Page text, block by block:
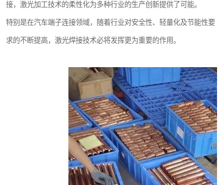
接，激光加工技术的柔性化为多种行业的生产创新提供了可能。
特别是在汽车端子连接领域，随着行业对安全性、轻量化及节能性要
求的不断提高，激光焊接技术必将发挥更为重要的作用。